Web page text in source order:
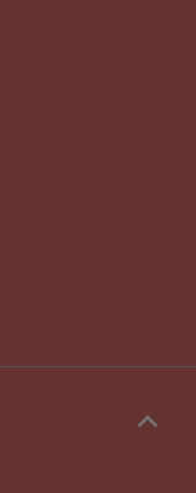
keyboard_arrow_up